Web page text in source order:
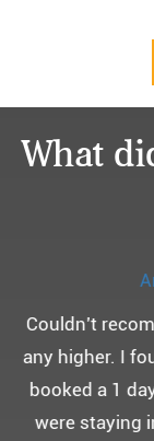
What
어머니 환갑
부모님을 모
월말에